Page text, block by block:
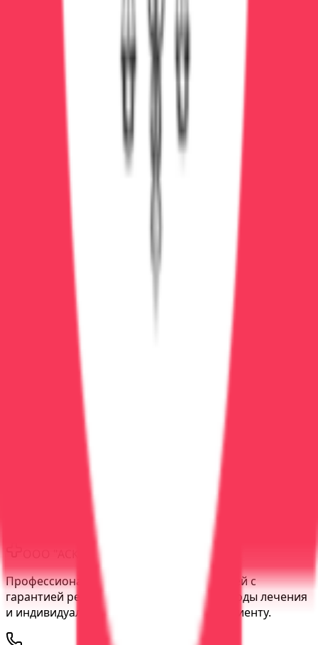
Средняя
Средний
60-70% 70-85%
Комбинированный вариант
Оптимальный вариант для многих: вывод из запоя
дома (1-3 капельницы), затем кодирование в клинике,
затем амбулаторная психотерапия. Это дешевле
стационара и эффективнее, чем только домашнее
Как выбрать
Оцените тяжесть состояния
врачу, опишите симптомы
Учтите финансы
— стационар дороже, но
иногда необходим
Подумайте о мотивации
— если сила воли
слабая, лучше стационар (изоляция от
соблазнов)
Послушайте врача
— он подскажет
оптимальный вариант
Консультация
Не знаете, что выбрать? Позвоните 8-800-333-94-55
врач бесплатно проконсультирует, порекомендует
оптимальный формат лечения.
Медицинская информация:
Материалы на сайте
носят информационный характер и не являются
медицинской консультацией. Для постановки
диагноза и назначения лечения обратитесь к врачу.
ООО "АСК Вера"
Профессиональное лечение зависимостей с
гарантией результата. Современные методы лечения
и индивидуальный подход к каждому пациенту.